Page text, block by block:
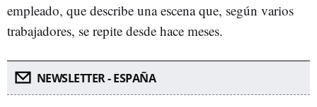
empleado, que describe una escena que, según varios
trabajadores, se repite desde hace meses.
NEWSLETTER - ESPAÑA